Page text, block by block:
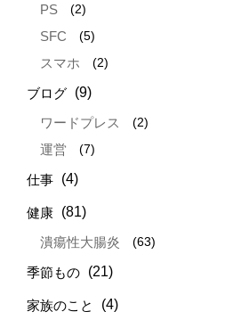
PS (2)
SFC (5)
スマホ (2)
ブログ (9)
ワードプレス (2)
運営 (7)
仕事 (4)
健康 (81)
潰瘍性大腸炎 (63)
季節もの (21)
家族のこと (4)